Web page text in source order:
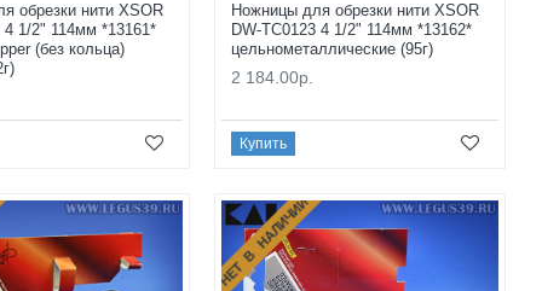
обрезки нити XSOR
4 1/2" 114мм *13161*
(без кольца)
Ножницы для обрезки нити XSOR
DW-TC0123 4 1/2" 114мм *13162*
цельнометаллические (95г)
2 184.00р.
Купить
НЕТ В НАЛИЧИИ